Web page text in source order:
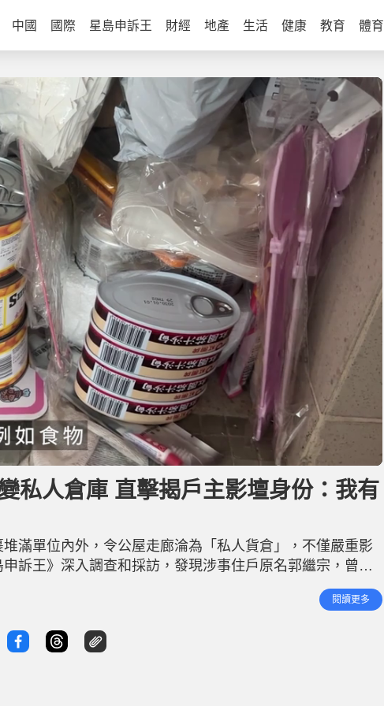
中國 國際 星島申訴王 財經 地產 生活 健康 教育 體育
私人倉庫 直擊揭戶主影壇身份：我有
滿單位內外，令公屋走廊淪為「私人貨倉」，不僅嚴重影
訴王》深入調查和採訪，發現涉事住戶原名郭繼宗，曾經
偷竊所得」的指控，他接受訪問時極力澄清，強調所有物
物症」，因無法克制購物慾而導致雜物氾濫。然而，儘管
閱讀更多